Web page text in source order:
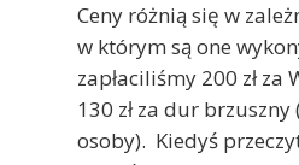
Ceny różnią się w
w którym są one
zapłaciliśmy 200 zł za
130 zł za dur brzuszny
osoby). Kiedyś